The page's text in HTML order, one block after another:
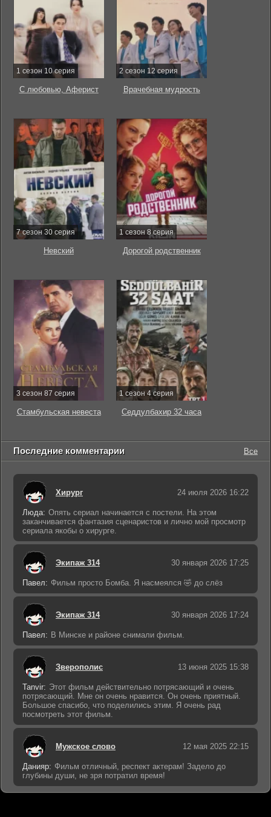
1 сезон 10 серия
С любовью, Аферист
2 сезон 12 серия
Врачебная мудрость
7 сезон 30 серия
Невский
1 сезон 8 серия
Дорогой родственник
3 сезон 87 серия
Стамбульская невеста
1 сезон 4 серия
Седдулбахир 32 часа
Последние комментарии Все
Хирург 24 июля 2026 16:22
Люда: Опять сериал начинается с постели. На этом
заканчивается фантазия сценаристов и лично мой просмотр
сериала якобы о хирурге.
Экипаж 314 30 января 2026 17:25
Павел: Фильм просто Бомба. Я насмеялся 🤣 до слёз
Экипаж 314 30 января 2026 17:24
Павел: В Минске и районе снимали фильм.
Зверополис 13 июня 2025 15:38
Tanvir: Этот фильм действительно потрясающий и очень
потрясающий. Мне он очень нравится. Он очень приятный.
Большое спасибо, что поделились этим. Я очень рад
посмотреть этот фильм.
Мужское слово 12 мая 2025 22:15
Данияр: Фильм отличный, респект актерам! Задело до
глубины души, не зря потратил время!